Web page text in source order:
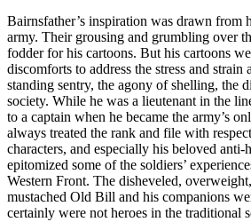
Bairnsfather’s inspiration was drawn from
army. Their grousing and grumbling over
fodder for his cartoons. But his cartoons
discomforts to address the stress and strain
standing sentry, the agony of shelling, the
society. While he was a lieutenant in the
to a captain when he became the army’s
always treated the rank and file with
characters, and especially his beloved
epitomized some of the soldiers’
Western Front. The disheveled,
mustached Old Bill and his companions
certainly were not heroes in the traditional